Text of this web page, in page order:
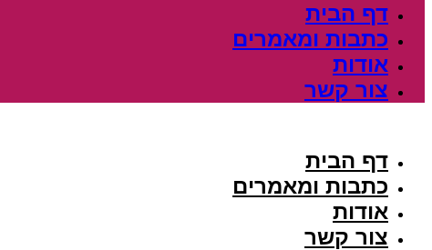
דף הבית
כתבות ומאמרים
אודות
צור קשר
דף הבית
כתבות ומאמרים
אודות
צור קשר